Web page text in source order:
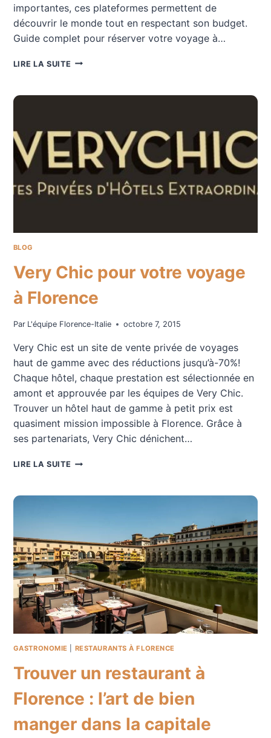
importantes, ces plateformes permettent de
découvrir le monde tout en respectant son budget.
Guide complet pour réserver votre voyage à…
LIRE LA SUITE PARTIR
AVEC
BLOG
Very Chic pour votre voyage
à Florence
Par L'équipe Florence-Italie octobre 7, 2015
Very Chic est un site de vente privée de voyages
haut de gamme avec des réductions jusqu’à-70%!
Chaque hôtel, chaque prestation est sélectionnée en
amont et approuvée par les équipes de Very Chic.
Trouver un hôtel haut de gamme à petit prix est
quasiment mission impossible à Florence. Grâce à
ses partenariats, Very Chic dénichent…
LIRE LA SUITE VERY
VOTRE
GASTRONOMIE RESTAURANTS À FLORENCE
Trouver un restaurant à
Florence : l’art de bien
manger dans la capitale